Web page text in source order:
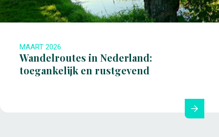
MAART 2026
Wandelroutes in Nederland:
toegankelijk en rustgevend